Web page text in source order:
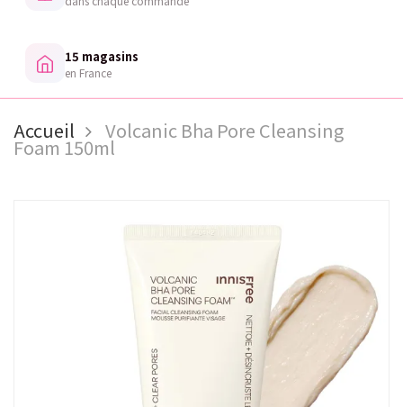
15 magasins
en France
Accueil Volcanic Bha Pore Cleansing
Foam 150ml